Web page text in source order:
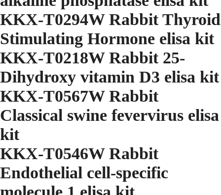
KKX-T0294W Rabbit Thyroid
Stimulating Hormone elisa kit
KKX-T0218W Rabbit 25-
Dihydroxy vitamin D3 elisa kit
KKX-T0567W Rabbit
Classical swine fevervirus elisa
kit
KKX-T0546W Rabbit
Endothelial cell-specific